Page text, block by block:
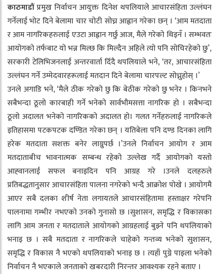
काठमाडौंप्रमुख निर्वाचन आयुक्त दिनेश थपलियाले आचारसंहिता उल्लंघन
गर्नेलाई भोट दिने बेलामा चार चोटी सोच्न आह्वान गरेका छन् । ‘आम मतदाता
र आम नागरिकहरुलाई एउटा आह्वान गर्छु आज, मैले गरेको थिइनँ । सम्भवतः
आयोगको तर्फबाट यो भन्न मिल्छ कि मिल्दैन अहिले त्यो पनि सोचिरहेको छु’,
सरकारी टेलिभिजनलाई अन्तरवार्ता दिँदै थपलियाले भने, ‘तर, आचारसंहिता
उल्लंघन गर्ने उम्मेदवारहरूलाई मतदान दिने बेलामा चारपल्ट सोच्नुहोस् ।’
उनले अगाडि भने, ‘मैले ठीक गरेको छु कि बेठीक गरेको छु भनेर । किनभने
सबैभन्दा ठूलो कारबाही गर्ने भनेको सार्वभौमसत्ता नागरिक हो । सबैभन्दा
ठूलो अदालत भनेको नागरिकको अदालत हो। गलत गर्नेहरुलाई नागरिकले
इतिहासमा पटकपटक दण्डित गरेका छन् । यतिबेला पनि दण्ड दिनका लागि
हरेक मतदाता सशक्त बनेर लाग्नुपर्छ ।’उनले निर्वाचन आयोग र आम
मतदाताबीच भावनात्मक सम्बन्ध रहेको उल्लेख गर्दै आयोगको यस्तो
आह्‍वानलाई सफल बनाइदिन पनि आग्रह गरे ।उनले दलहरुले
प्रतिबद्धतानुसार आचारसंहिता पालना नगरेको भन्दै आक्रोश पोखे । आयोगमै
आएर सबै दलका शीर्ष नेता लगायतले आचारसंहितामा हस्ताक्षर गरेपनि
पालनामा गम्भीर नभएको उनको गुनासो छ ।सुशासन, समृद्धि र विकासका
लागि आम जनता र मतदाताले आयोगको आग्रहलाई बुझ्ने पनि थपलियाको
भनाइ छ । सबै मतदाता र नागरिकले चाहेको गन्तव्य भनेको सुशासन,
समृद्धि र विकास नै भएको थपलियाको भनाइ छ । त्यहाँ पुग्ने पाइला भनेको
निर्वाचन नै भएकाले जनताको खबरदारी निरन्तर आवश्यक रहने बताए ।